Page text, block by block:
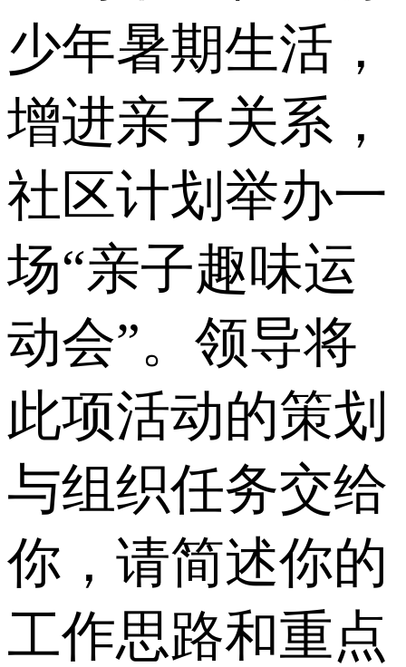
少年暑期生活，
增进亲子关系，
社区计划举办一
场“亲子趣味运
动会”。领导将
此项活动的策划
与组织任务交给
你，请简述你的
工作思路和重点